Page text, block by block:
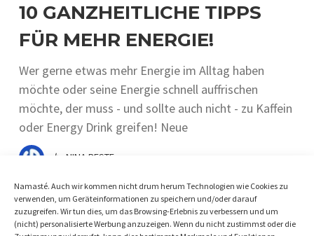
Namasté. Auch wir kommen nicht drum herum Technologien wie Cookies zu
verwenden, um Geräteinformationen zu speichern und/oder darauf
zuzugreifen. Wir tun dies, um das Browsing-Erlebnis zu verbessern und um
(nicht) personalisierte Werbung anzuzeigen. Wenn du nicht zustimmst oder die
10 GANZHEITLICHE TIPPS
FÜR MEHR ENERGIE!
Wer gerne etwas mehr Energie im Alltag haben
möchte oder seine Energie schnell auffrischen
möchte, der muss - und sollte auch nicht - zu Kaffein
oder Energy Drink greifen! Neue
by NINA BESTE